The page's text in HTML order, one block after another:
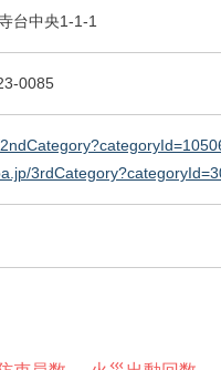
台中央1-1-1
0085